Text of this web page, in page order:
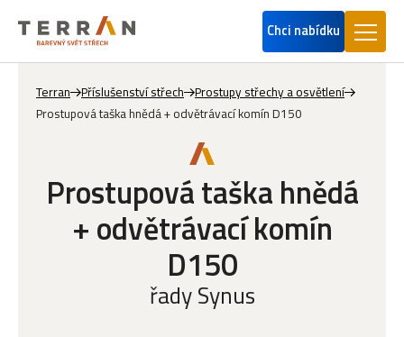
Chci nabídku
Terran Příslušenství střech
Prostupy střechy a osvětlení
Prostupová taška hnědá + odvětrávací komín D150
Prostupová taška hnědá
+ odvětrávací komín
D150
řady Synus